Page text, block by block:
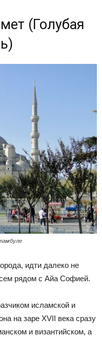
(Голубая
идти далеко не
рядом с Айа Софией.
исламской и
на заре XVII века сразу
и византийском, а